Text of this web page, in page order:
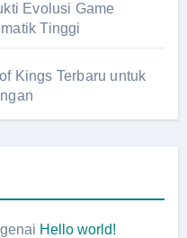
Evolusi Game
Tinggi
Kings Terbaru untuk
Hello world!